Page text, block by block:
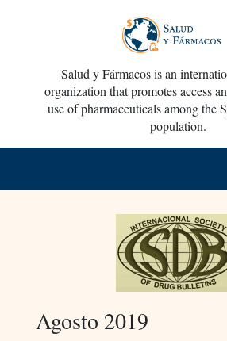
Salud y Fármacos is an
organization that promotes access
use of pharmaceuticals among the
population.
Agosto 2019